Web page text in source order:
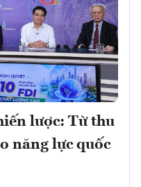
lược: Từ thu
năng lực quốc